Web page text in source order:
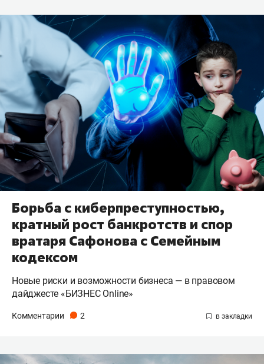
Борьба с киберпреступностью,
кратный рост банкротств и спор
вратаря Сафонова с Семейным
кодексом
Новые риски и возможности бизнеса — в правовом
дайджесте «БИЗНЕС Online»
Комментарии 2